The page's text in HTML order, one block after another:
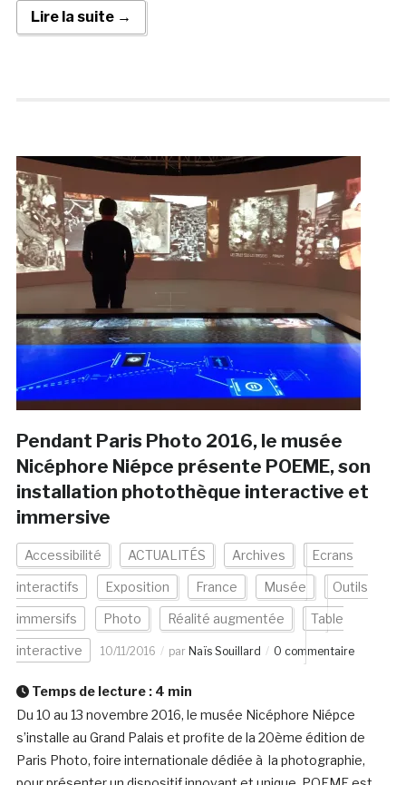
Lire la suite →
Pendant Paris Photo 2016, le musée
Nicéphore Niépce présente POEME, son
installation photothèque interactive et
immersive
Accessibilité ACTUALITÉS Archives Ecrans
interactifs Exposition France Musée Outils
immersifs Photo Réalité augmentée Table
interactive 10/11/2016 par Naïs Souillard 0 commentaire
Temps de lecture : 4 min
Du 10 au 13 novembre 2016, le musée Nicéphore Niépce
s’installe au Grand Palais et profite de la 20ème édition de
Paris Photo, foire internationale dédiée à la photographie,